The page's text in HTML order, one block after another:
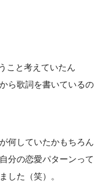
こと考えていたん
ら歌詞を書いているの
何していたかもちろん
分の恋愛パターンって
した（笑）。